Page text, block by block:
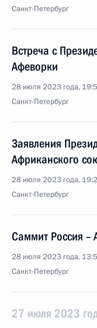
Санкт-Петербург
Встреча с
Афеворки
28 июля 2023 года,
Санкт-Петербург
Заявления
Африканского
28 июля 2023 года,
Санкт-Петербург
Саммит Россия –
28 июля 2023 года,
Санкт-Петербург
27 июля 2023